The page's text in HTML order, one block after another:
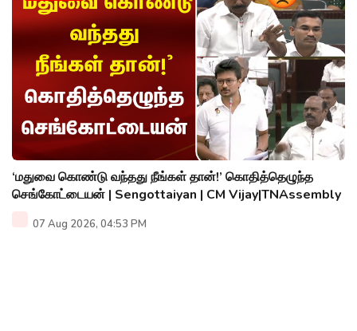
‘மதுவை கொண்டு வந்தது நீங்கள் தான்!’ கொதித்தெழுந்த
செங்கோட்டையன் | Sengottaiyan | CM Vijay|TNAssembly
07 Aug 2026, 04:53 PM